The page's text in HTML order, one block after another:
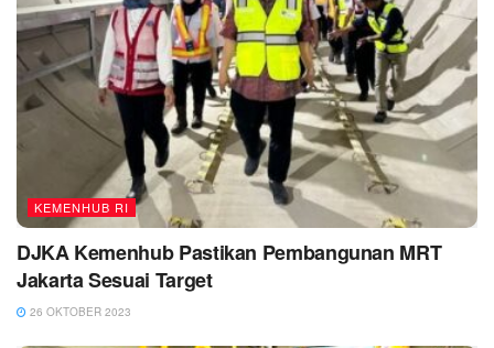
KEMENHUB RI
DJKA Kemenhub Pastikan Pembangunan MRT
Jakarta Sesuai Target
26 OKTOBER 2023